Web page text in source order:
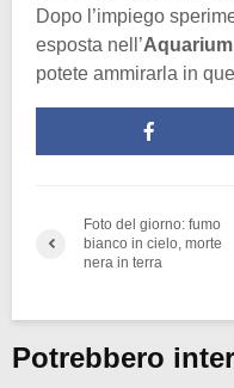
Dopo l’impiego
esposta nell’
potete ammirarla in
Foto del giorno: fumo
bianco in cielo, morte
nera in terra
Potrebbero